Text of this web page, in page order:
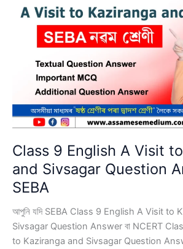
Lake
Isle
Innisfree
Question
Answer
SEBA
Class 9 English A Visit
and Sivsagar Question
SEBA
আপুনি যদি SEBA Class 9 English A Visit to
Sivsagar Question Answer বা NCERT
to Kaziranga and Sivsagar Question